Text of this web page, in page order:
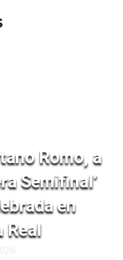
Romo, a
Semifinal’
en
Real